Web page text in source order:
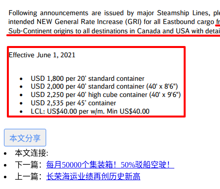
本文分享
本文连接:
下一篇： 每月50000个集装箱！50%驳船空驶！
上一篇： 长荣海运业绩再创历史新高